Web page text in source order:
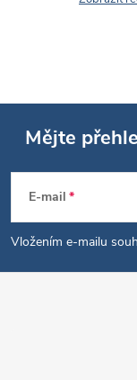
Z
á
p
Mějte
E-mail
Vložením e-mailu